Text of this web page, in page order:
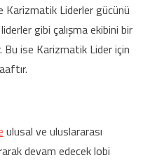
Karizmatik Liderler gücünü
gibi çalışma ekibini bir
ise Karizmatik Lider için
ulusal ve uluslararası
devam edecek lobi